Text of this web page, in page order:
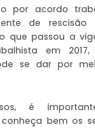
por acordo
de rescisão
que passou a
em
se dar por
é
bem os